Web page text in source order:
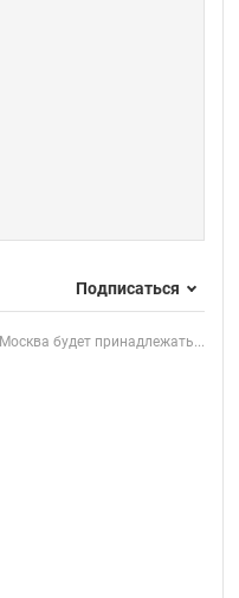
Подписаться
Москва будет принадлежать...